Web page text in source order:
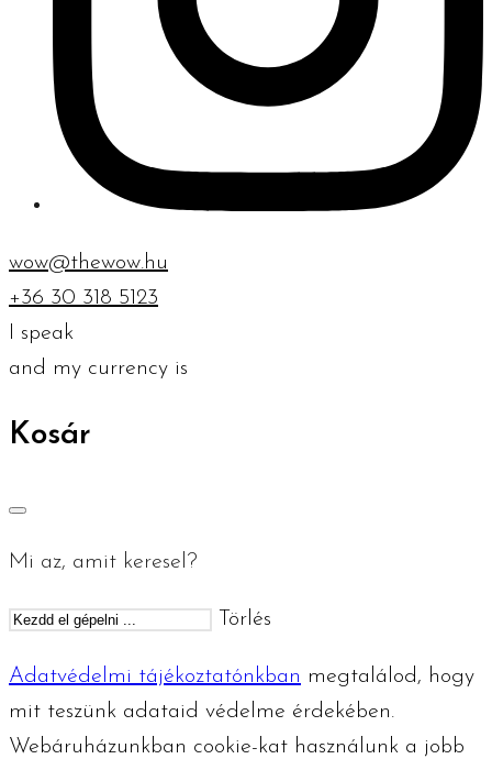
wow@thewow.hu
+36 30 318 5123
I speak
and my currency is
Kosár
Mi az, amit keresel?
Törlés
Adatvédelmi tájékoztatónkban megtalálod, hogy
mit teszünk adataid védelme érdekében.
Webáruházunkban cookie-kat használunk a jobb